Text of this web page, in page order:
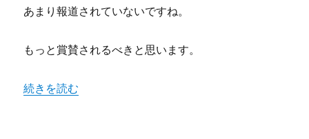
満
広
に
は
あまり報道されていないですね。
もっと賞賛されるべきと思います。
“祝！野球殿堂入り、日本人はレジェンド野茂英雄をも
続きを読む